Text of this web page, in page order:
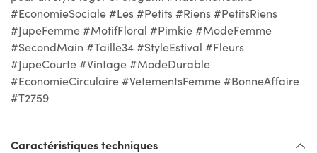
#EconomieSociale #Les #Petits #Riens #PetitsRiens
#JupeFemme #MotifFloral #Pimkie #ModeFemme
#SecondMain #Taille34 #StyleEstival #Fleurs
#JupeCourte #Vintage #ModeDurable
#EconomieCirculaire #VetementsFemme #BonneAffaire
#T2759
Caractéristiques techniques